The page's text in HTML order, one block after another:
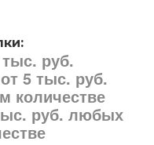
руб.
5 тыс. руб.
количестве
руб. любых